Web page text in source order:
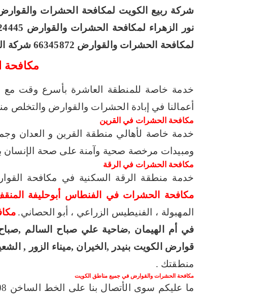
شركة ربيع الكويت لمكافحة الحشرات والقوارض
نور الزهراء لمكافحة الحشرات والقوارض 98024445
لمكافحة الحشرات والقوارض 66345872
شركة
مكافحة
خدمة خاصة للمنطقة العاشرة بأسرع وقت مع
أعمالنا في إبادة الحشرات والقوارض والتخلص
مكافحة الحشرات في القرين
خدمة خاصة لأهالي منطقة القرين و العدان
ومبيدات مرخصة صحية وآمنة على صحة الإنسان
مكافحة الحشرات في الرقة
خدمة منطقة الرقة السكنية في مكافحة
مكافحة الحشرات في الفنطاس أبوحليفة
المهبولة ، الفنيطيس الزراعي ، أبو الحصاني.
في أم الهيمان ,ضاحية علي صباح السالم ,صباح
قوارض الكويت بنيدر ,الخيران ,ميناء الزور ,
منطقتك .
مكافحة الحشرات والقوارض في جميع مناطق الكويت
ما عليكم سوى الأتصال بنا على الخط الساخن 22630608